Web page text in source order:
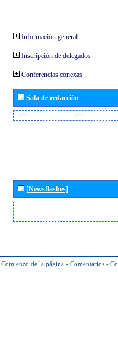
Información general
Inscripción de delegados
Conferencias conexas
Sala de redacción
[Newsflashes]
Comienzo de la página - Comentarios -